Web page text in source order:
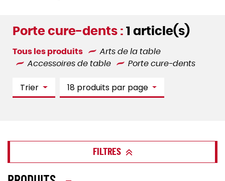
Porte cure-dents : 1 article(s)
Tous les produits
Arts de la table
Accessoires de table
Porte cure-dents
Trier 18 produits par page
FILTRES